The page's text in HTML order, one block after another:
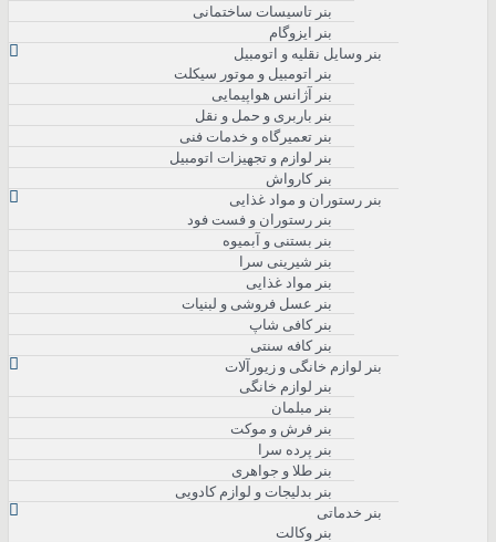
بنر تاسیسات ساختمانی
بنر ایزوگام
بنر وسایل نقلیه و اتومبیل
بنر اتومبیل و موتور سیکلت
بنر آژانس هواپیمایی
بنر باربری و حمل و نقل
بنر تعمیرگاه و خدمات فنی
بنر لوازم و تجهیزات اتومبیل
بنر کارواش
بنر رستوران و مواد غذایی
بنر رستوران و فست فود
بنر بستنی و آبمیوه
بنر شیرینی سرا
بنر مواد غذایی
بنر عسل فروشی و لبنیات
بنر کافی شاپ
بنر کافه سنتی
بنر لوازم خانگی و زیورآلات
بنر لوازم خانگی
بنر مبلمان
بنر فرش و موکت
بنر پرده سرا
بنر طلا و جواهری
بنر بدلیجات و لوازم کادویی
بنر خدماتی
بنر وکالت